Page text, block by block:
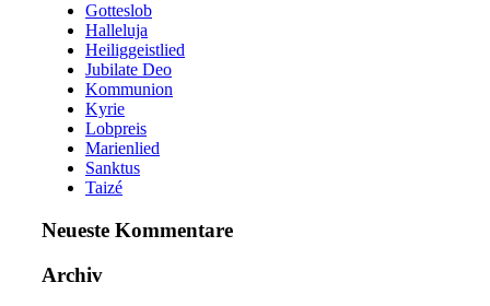
Gotteslob
Halleluja
Heiliggeistlied
Jubilate Deo
Kommunion
Kyrie
Lobpreis
Marienlied
Sanktus
Taizé
Neueste Kommentare
Archiv